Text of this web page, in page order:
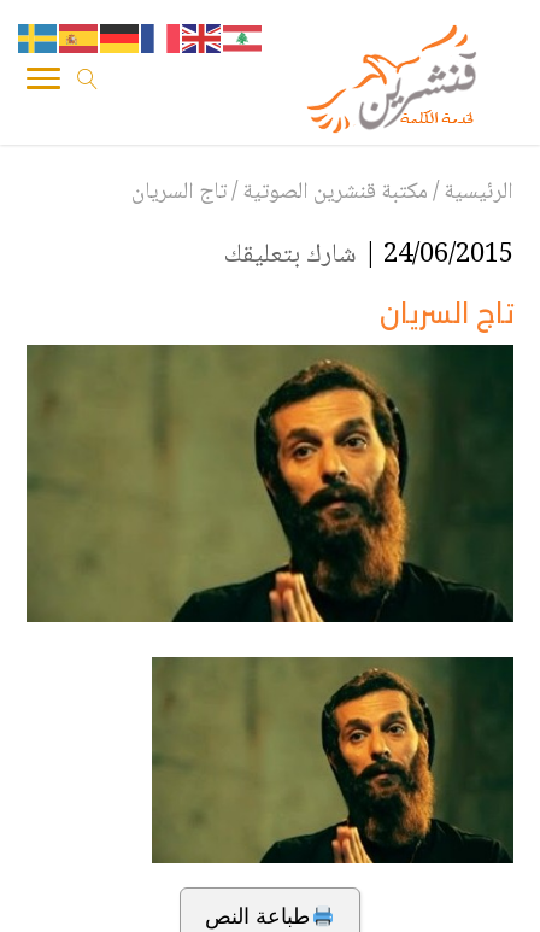
الرئيسية/مكتبة قنشرين الصوتية/تاج السريان
24/06/2015 | شارك بتعليقك
تاج السريان
طباعة النص